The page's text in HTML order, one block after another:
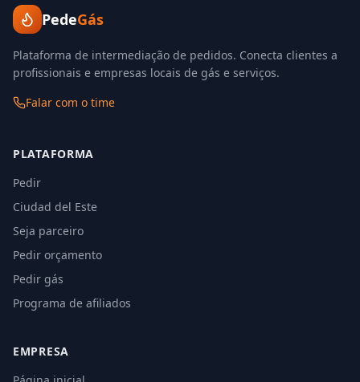
PedeGás
Plataforma de intermediação de pedidos. Conecta clientes a
profissionais e empresas locais de gás e serviços.
Falar com o time
PLATAFORMA
Pedir
Ciudad del Este
Seja parceiro
Pedir orçamento
Pedir gás
Programa de afiliados
EMPRESA